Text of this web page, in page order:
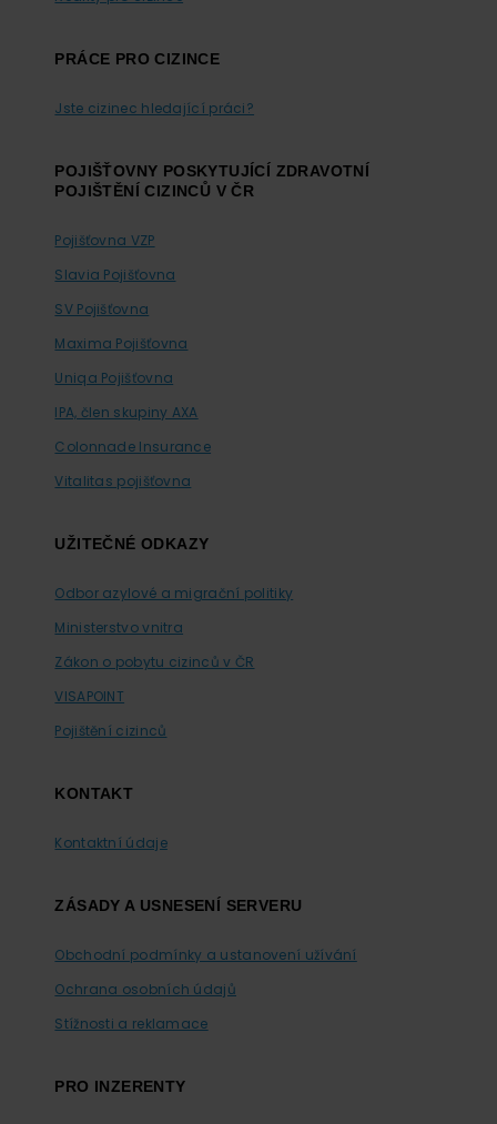
PRÁCE PRO CIZINCE
Jste cizinec hledající práci?
POJIŠŤOVNY POSKYTUJÍCÍ ZDRAVOTNÍ
POJIŠTĚNÍ CIZINCŮ V ČR
Pojišťovna VZP
Slavia Pojišťovna
SV Pojišťovna
Maxima Pojišťovna
Uniqa Pojišťovna
IPA, člen skupiny AXA
Colonnade Insurance
Vitalitas pojišťovna
UŽITEČNÉ ODKAZY
Odbor azylové a migrační politiky
Ministerstvo vnitra
Zákon o pobytu cizinců v ČR
VISAPOINT
Pojištění cizinců
KONTAKT
Kontaktní údaje
ZÁSADY A USNESENÍ SERVERU
Obchodní podmínky a ustanovení užívání
Ochrana osobních údajů
Stížnosti a reklamace
PRO INZERENTY